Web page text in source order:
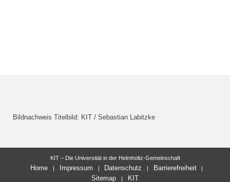
Bildnachweis Titelbild: KIT / Sebastian Labitzke
KIT – Die Universität in der Helmholtz-Gemeinschaft
Home Impressum Datenschutz
Barrierefreiheit
Sitemap
KIT